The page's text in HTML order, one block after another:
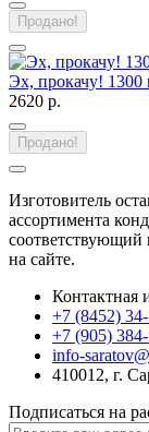
Продано!
Эх, прокачу!
2620 р.
Продано!
Изготовитель
ассортимента
соответствующий
на сайте.
Контактная
+7 (8452)
+7 (905)
info-
410012, г.
Подписаться на